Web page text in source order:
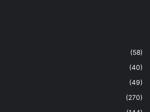
(58)
(40)
(49)
(270)